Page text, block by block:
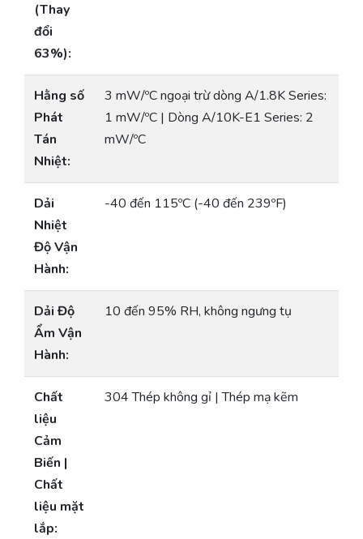
(Thay
đổi
63%):
Hằng số
Phát
Tán
Nhiệt:
3 mW/ºC ngoại trừ dòng A/1.8K Series:
1 mW/ºC | Dòng A/10K-E1 Series: 2
mW/ºC
Dải
Nhiệt
Độ Vận
Hành:
-40 đến 115ºC (-40 đến 239ºF)
Dải Độ
Ẩm Vận
Hành:
10 đến 95% RH, không ngưng tụ
Chất
liệu
Cảm
Biến |
Chất
liệu mặt
lắp:
304 Thép không gỉ | Thép mạ kẽm